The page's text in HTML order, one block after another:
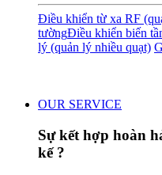
Điều khiển từ xa RF
tườngĐiều khiển biến
lý (quản lý nhiều quạt)
OUR SERVICE
Sự kết hợp hoàn
kế ?